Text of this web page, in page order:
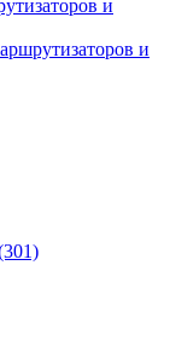
и
и